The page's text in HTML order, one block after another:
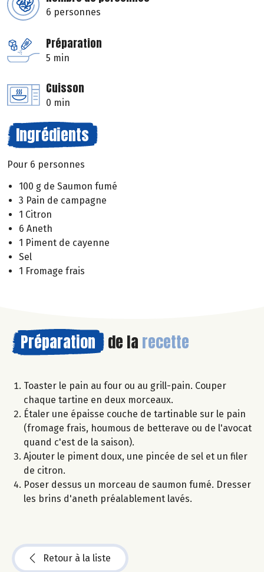
6 personnes
Préparation
5 min
Cuisson
0 min
Ingrédients
Pour 6 personnes
100 g de Saumon fumé
3 Pain de campagne
1 Citron
6 Aneth
1 Piment de cayenne
Sel
1 Fromage frais
Préparation de la recette
Toaster le pain au four ou au grill-pain. Couper
chaque tartine en deux morceaux.
Étaler une épaisse couche de tartinable sur le pain
(fromage frais, houmous de betterave ou de l'avocat
quand c'est de la saison).
Ajouter le piment doux, une pincée de sel et un filer
de citron.
Poser dessus un morceau de saumon fumé. Dresser
les brins d'aneth préalablement lavés.
Retour à la liste